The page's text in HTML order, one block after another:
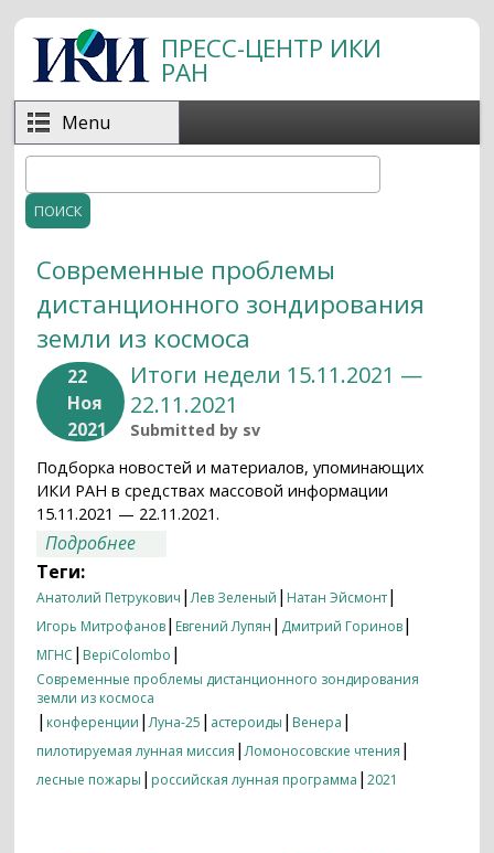
Перейти к основному содержанию
ПРЕСС-ЦЕНТР ИКИ
РАН
Menu
Форма поиска
Современные проблемы
дистанционного зондирования
земли из космоса
22
Ноя
2021
Итоги недели 15.11.2021 —
22.11.2021
Submitted by sv
Подборка новостей и материалов, упоминающих
ИКИ РАН в средствах массовой информации
15.11.2021 — 22.11.2021.
Подробнее
Теги:
Анатолий Петрукович |Лев Зеленый | Натан Эйсмонт|
Игорь Митрофанов| Евгений Лупян | Дмитрий Горинов|
МГНС | BepiColombo |
Современные проблемы дистанционного зондирования
земли из космоса
| конференции |Луна-25 | астероиды | Венера |
пилотируемая лунная миссия |Ломоносовские чтения |
лесные пожары | российская лунная программа |2021